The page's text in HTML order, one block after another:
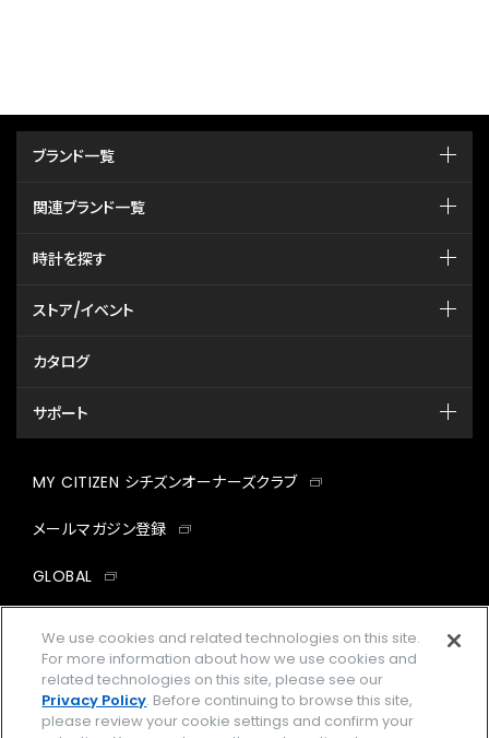
ブランド一覧
関連ブランド一覧
時計を探す
ストア/イベント
カタログ
サポート
MY CITIZEN シチズンオーナーズクラブ
メールマガジン登録
GLOBAL
facebookinstagramtwitter
企業情報 ご利用規約
We use cookies and related technologies on this site.
For more information about how we use cookies and
related technologies on this site, please see our
Privacy Policy. Before continuing to browse this site,
please review your cookie settings and confirm your